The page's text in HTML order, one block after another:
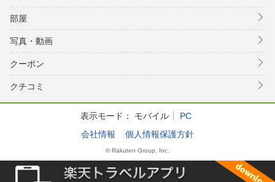
部屋
写真・動画
クーポン
クチコミ
表示モード： モバイル
PC
会社情報
個人情報保護方針
© Rakuten Group, Inc.